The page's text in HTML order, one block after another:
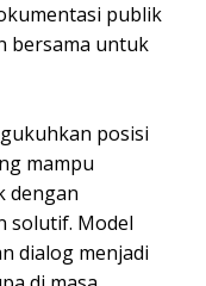
publik
bersama untuk
posisi
mampu
dengan
solutif. Model
dialog menjadi